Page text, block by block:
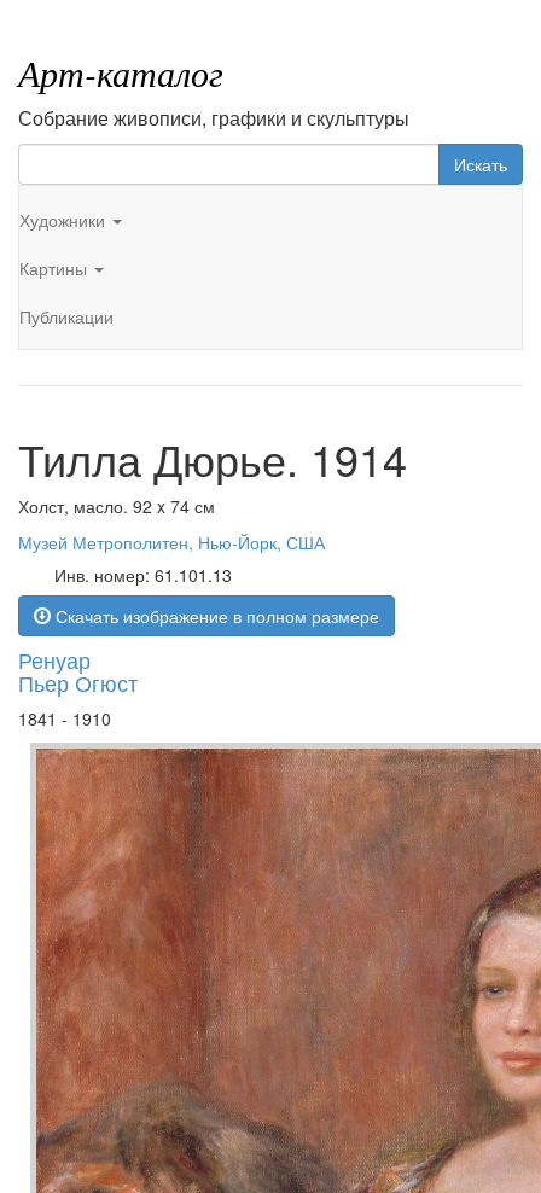
Арт-каталог
Собрание живописи, графики и скульптуры
Искать
Художники
Картины
Публикации
Тилла Дюрье. 1914
Холст, масло. 92 x 74 см
Музей Метрополитен, Нью-Йорк, США
Инв. номер: 61.101.13
Скачать изображение в полном размере
Ренуар
Пьер Огюст
1841 - 1910